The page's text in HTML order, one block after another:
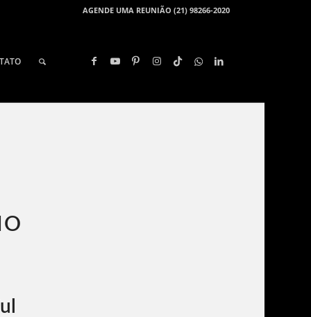
AGENDE UMA REUNIÃO (21) 98266-2020